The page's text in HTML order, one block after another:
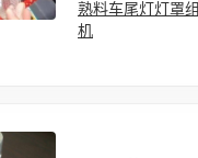
熟料车尾灯灯罩
机